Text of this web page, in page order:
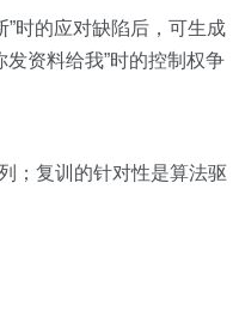
时的应对缺陷后，可生成
发资料给我”时的控制权争
；复训的针对性是算法驱